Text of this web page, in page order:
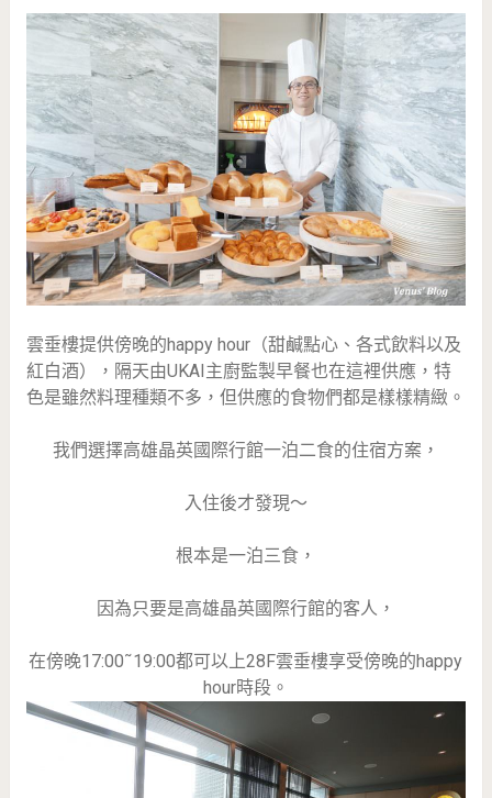
雲垂樓提供傍晚的happy hour（甜鹹點心、各式飲料以及
紅白酒），隔天由UKAI主廚監製早餐也在這裡供應，特
色是雖然料理種類不多，但供應的食物們都是樣樣精緻。
我們選擇高雄晶英國際行館一泊二食的住宿方案，
入住後才發現～
根本是一泊三食，
因為只要是高雄晶英國際行館的客人，
在傍晚17:00˜19:00都可以上28F雲垂樓享受傍晚的happy
hour時段。